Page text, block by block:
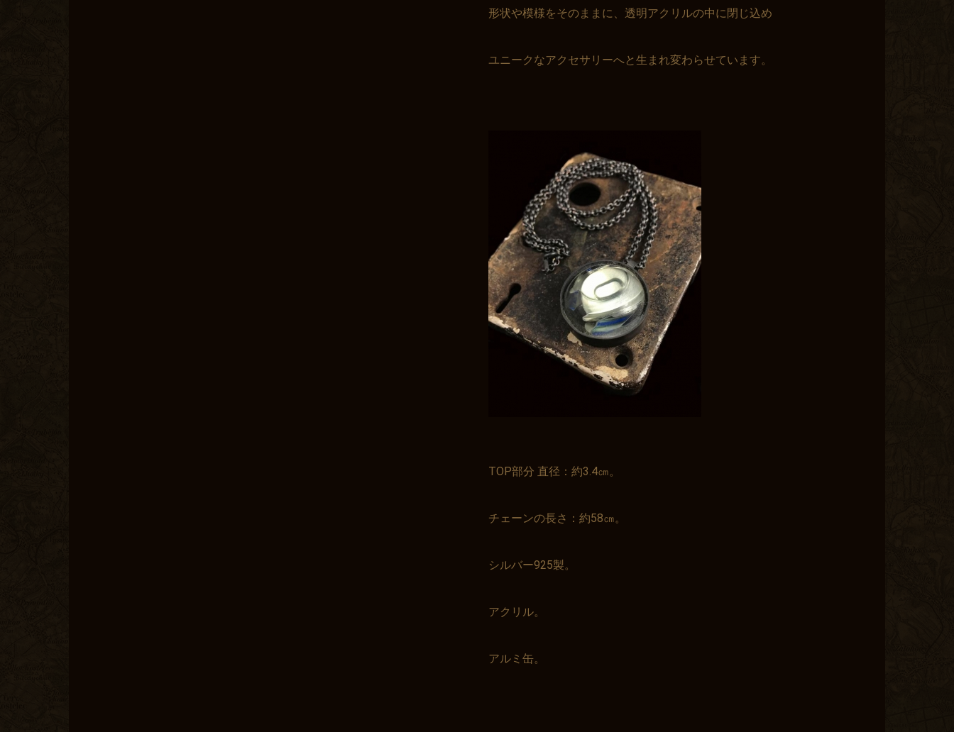
形状や模様をそのままに、透明アクリルの中に閉じ込め
ユニークなアクセサリーへと生まれ変わらせています。
TOP部分 直径：約3.4㎝。
チェーンの長さ：約58㎝。
シルバー925製。
アクリル。
アルミ缶。